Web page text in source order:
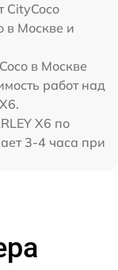
CityCoco
в Москве и
в Москве
работ над
X6 по
3-4 часа при